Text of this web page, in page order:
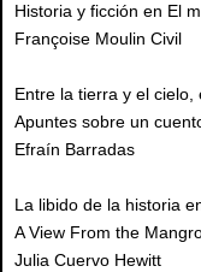
Historia y ficción en El
Françoise Moulin Civil
Entre la tierra y el
Apuntes sobre un
Efraín Barradas
La libido de la historia
A View From the
Julia Cuervo Hewitt